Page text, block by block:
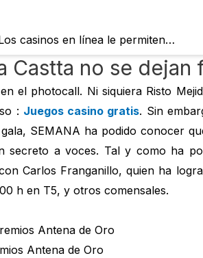
casinos en línea le permiten…
Castta no se
el photocall. Ni siquiera Risto
: Juegos casino gratis. Sin
SEMANA ha podido conocer
a voces. Tal y como ha
Carlos Franganillo, quien ha
h en T5, y otros comensales.
Antena de Oro